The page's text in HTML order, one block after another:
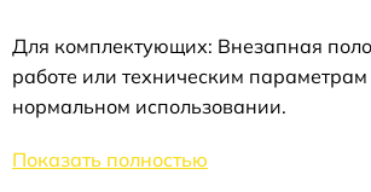
Для комплектующих: Внезапная
работе или техническим
нормальном использовании.
Показать полностью